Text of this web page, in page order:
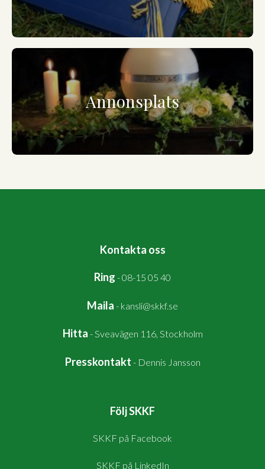
Annonsplats
Kontakta oss
Ring -08-15 05 40
Maila - kansli@skkf.se
Hitta -Sveavägen 116, Stockholm
Presskontakt - Dennis Jansson
Följ SKKF
SKKF på Facebook
SKKF på LinkedIn